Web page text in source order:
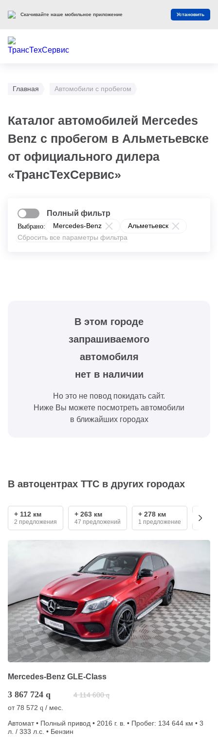
Главная Автомобили с пробегом
Каталог автомобилей Mercedes
Benz с пробегом в Альметьевске
от официального дилера
«ТрансТехСервис»
Выбрано: Mercedes-Benz
Альметьевск
Сбросить все параметры фильтра
Полный фильтр
В этом городе
запрашиваемого
автомобиля
нет в наличии
Но это не повод покидать сайт.
Ниже Вы можете посмотреть автомобили
в ближайших городах
В автоцентрах ТТС в других городах
+ 112 км
2 предложения
+ 263 км
47 предложений
+ 278 км
1 предложение
+ 296
4
Mercedes-Benz GLE-Class
3 867 724 q 4 114 600 q
от78 572 q / мес.
Автомат • Полный привод • 2016 г. в. • Пробег: 134 644 км • 3
л. / 333 л.с. • Бензин
Скачивайте наше мобильное приложение Установить